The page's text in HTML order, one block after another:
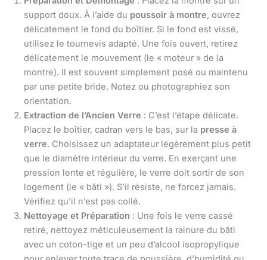
support doux. À l’aide du poussoir à montre, ouvrez
délicatement le fond du boîtier. Si le fond est vissé,
utilisez le tournevis adapté. Une fois ouvert, retirez
délicatement le mouvement (le « moteur » de la
montre). Il est souvent simplement posé ou maintenu
par une petite bride. Notez ou photographiez son
orientation.
Extraction de l’Ancien Verre : C’est l’étape délicate.
Placez le boîtier, cadran vers le bas, sur la presse à
verre. Choisissez un adaptateur légèrement plus petit
que le diamètre intérieur du verre. En exerçant une
pression lente et régulière, le verre doit sortir de son
logement (le « bâti »). S’il résiste, ne forcez jamais.
Vérifiez qu’il n’est pas collé.
Nettoyage et Préparation : Une fois le verre cassé
retiré, nettoyez méticuleusement la rainure du bâti
avec un coton-tige et un peu d’alcool isopropylique